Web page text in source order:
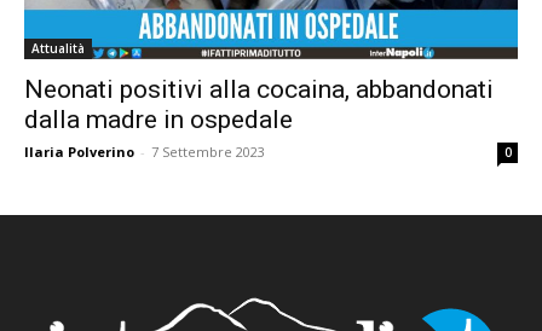
Attualità
Neonati positivi alla cocaina, abbandonati
dalla madre in ospedale
Ilaria Polverino - 7 Settembre 2023 0